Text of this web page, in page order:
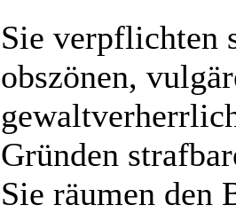
Sie verpflichten
obszönen,
Gründen
Sie räumen den